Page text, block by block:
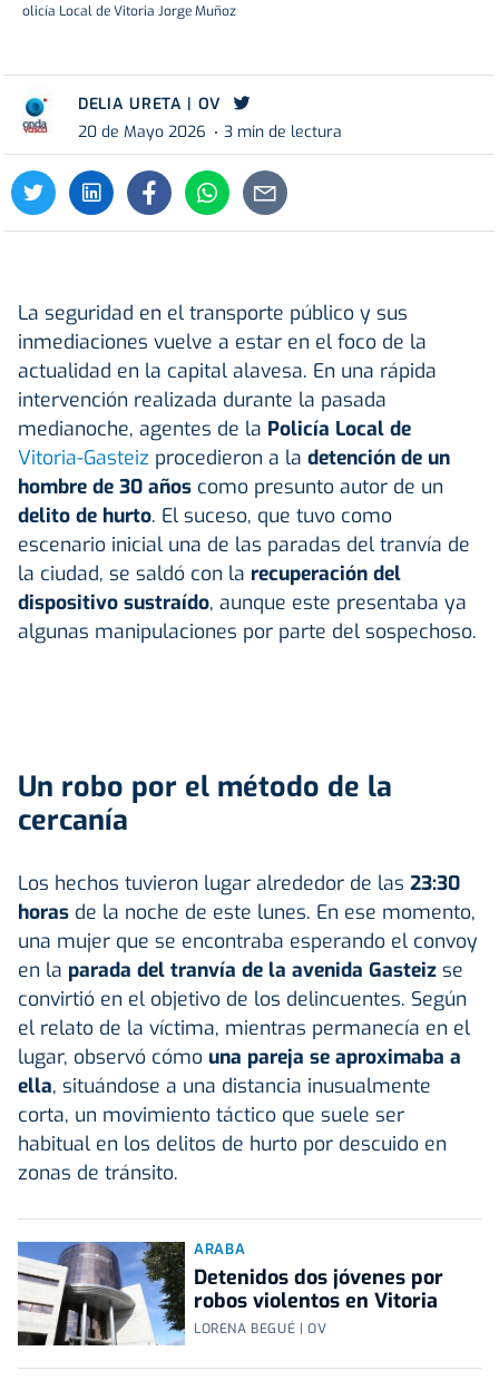
olicía Local de Vitoria Jorge Muñoz
DELIA URETA | OV
20 de Mayo 2026
3 min de lectura
La seguridad en el transporte público y sus
inmediaciones vuelve a estar en el foco de la
actualidad en la capital alavesa. En una rápida
intervención realizada durante la pasada
medianoche, agentes de la Policía Local de
Vitoria-Gasteiz procedieron a la detención de un
hombre de 30 años como presunto autor de un
delito de hurto. El suceso, que tuvo como
escenario inicial una de las paradas del tranvía de
la ciudad, se saldó con la recuperación del
dispositivo sustraído, aunque este presentaba ya
algunas manipulaciones por parte del sospechoso.
Un robo por el método de la
cercanía
Los hechos tuvieron lugar alrededor de las 23:30
horas de la noche de este lunes. En ese momento,
una mujer que se encontraba esperando el convoy
en la parada del tranvía de la avenida Gasteiz se
convirtió en el objetivo de los delincuentes. Según
el relato de la víctima, mientras permanecía en el
lugar, observó cómo una pareja se aproximaba a
ella, situándose a una distancia inusualmente
corta, un movimiento táctico que suele ser
habitual en los delitos de hurto por descuido en
zonas de tránsito.
ARABA
Detenidos dos jóvenes por
robos violentos en Vitoria
LORENA BEGUÉ | OV